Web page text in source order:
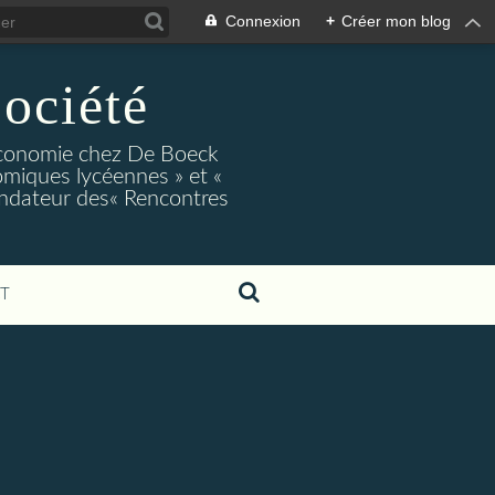
Connexion + Créer mon blog
chez De Boeck
lycéennes » et «
des« Rencontres